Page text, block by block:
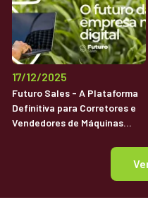
17/12/2025
Futuro Sales - A Plataforma
Definitiva para Corretores e
Vendedores de Máquinas